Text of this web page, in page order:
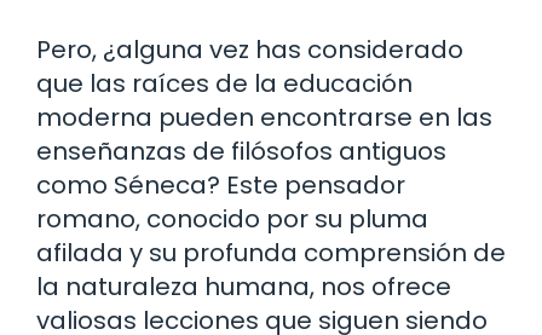
Pero, ¿alguna vez has considerado
que las raíces de la educación
moderna pueden encontrarse en las
enseñanzas de filósofos antiguos
como Séneca? Este pensador
romano, conocido por su pluma
afilada y su profunda comprensión de
la naturaleza humana, nos ofrece
valiosas lecciones que siguen siendo